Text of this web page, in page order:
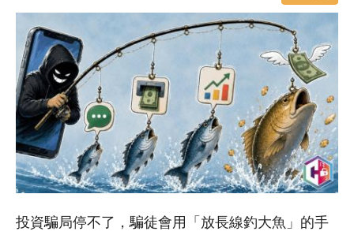
投資騙局停不了，騙徒會用「放長線釣大魚」的手